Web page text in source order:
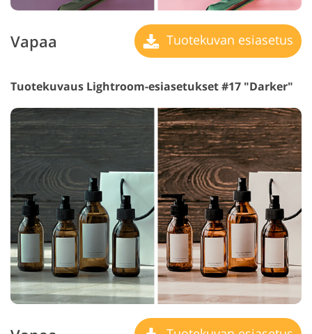
Vapaa Tuotekuvan esiasetus
Tuotekuvaus Lightroom-esiasetukset #17 "Darker"